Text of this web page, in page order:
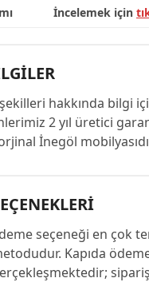
İncelemek için
hakkında bilgi
2 yıl üretici
İnegöl
seçeneği en çok
Kapıda